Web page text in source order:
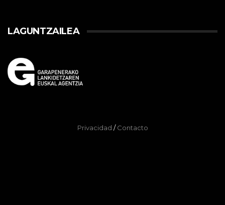
LAGUNTZAILEA
Privacidad /Contacto